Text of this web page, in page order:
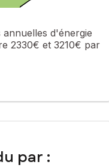
annuelles d'énergie
2330€ et 3210€ par
par :